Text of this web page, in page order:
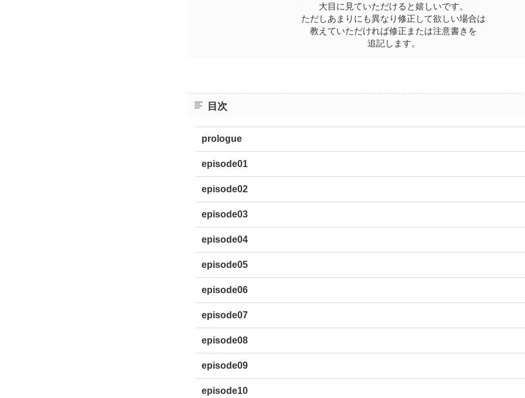
大目に見ていただけると嬉しいです。
ただしあまりにも異なり修正して欲しい場合は
教えていただければ修正または注意書きを
追記します。
目次
prologue
episode01
episode02
episode03
episode04
episode05
episode06
episode07
episode08
episode09
episode10